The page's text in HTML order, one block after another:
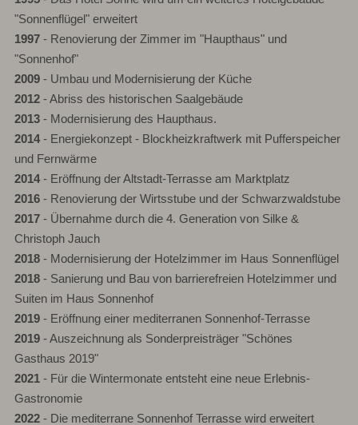
"Sonnenflügel" erweitert
1997 - Renovierung der Zimmer im "Haupthaus" und
"Sonnenhof"
2009 - Umbau und Modernisierung der Küche
2012 - Abriss des historischen Saalgebäude
2013 - Modernisierung des Haupthaus.
2014- Energiekonzept - Blockheizkraftwerk mit Pufferspeicher
und Fernwärme
2014- Eröffnung der Altstadt-Terrasse am Marktplatz
2016 - Renovierung der Wirtsstube und der Schwarzwaldstube
2017 - Übernahme durch die 4. Generation von Silke &
Christoph Jauch
2018 - Modernisierung der Hotelzimmer im Haus Sonnenflügel
2018 - Sanierung und Bau von barrierefreien Hotelzimmer und
Suiten im Haus Sonnenhof
2019 - Eröffnung einer mediterranen Sonnenhof-Terrasse
2019 - Auszeichnung als Sonderpreisträger "Schönes
Gasthaus 2019"
2021 - Für die Wintermonate entsteht eine neue Erlebnis-
Gastronomie
2022 - Die mediterrane Sonnenhof Terrasse wird erweitert